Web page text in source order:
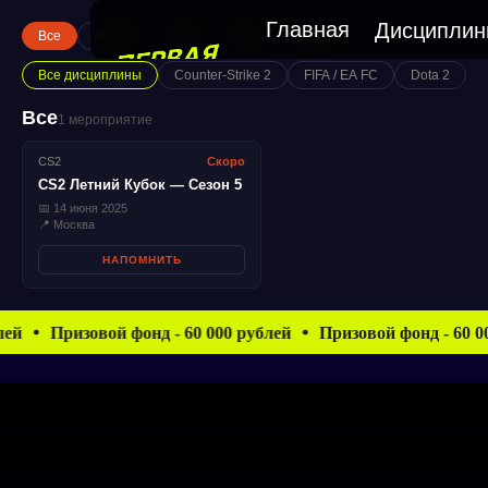
Главная
Все Июль
Все дисциплины Counter-Strike 2 FIFA / EA FC Dota 2
Все1 мероприятие
CS2 Скоро
CS2 Летний Кубок — Сезон 5
📅 14 июня 2025
📍 Москва
НАПОМНИТЬ
Призовой фонд - 60 000 рублей Призовой фонд - 60